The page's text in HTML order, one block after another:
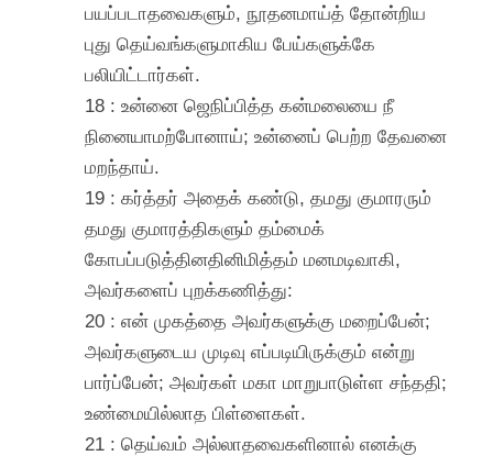
பயப்படாதவைகளும், நூதனமாய்த் தோன்றிய
புது தெய்வங்களுமாகிய பேய்களுக்கே
பலியிட்டார்கள்.
18 : உன்னை ஜெநிப்பித்த கன்மலையை நீ
நினையாமற்போனாய்; உன்னைப் பெற்ற தேவனை
மறந்தாய்.
19 : கர்த்தர் அதைக் கண்டு, தமது குமாரரும்
தமது குமாரத்திகளும் தம்மைக்
கோபப்படுத்தினதினிமித்தம் மனமடிவாகி,
அவர்களைப் புறக்கணித்து:
20 : என் முகத்தை அவர்களுக்கு மறைப்பேன்;
அவர்களுடைய முடிவு எப்படியிருக்கும் என்று
பார்ப்பேன்; அவர்கள் மகா மாறுபாடுள்ள சந்ததி;
உண்மையில்லாத பிள்ளைகள்.
21 : தெய்வம் அல்லாதவைகளினால் எனக்கு